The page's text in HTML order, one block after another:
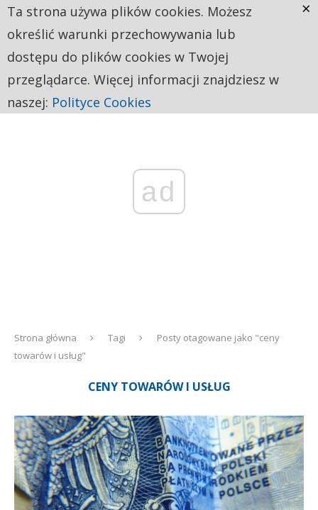
ad
Strona główna Tagi
Posty otagowane jako "ceny
towarów i usług"
CENY TOWARÓW I USŁUG
Ta strona używa plików cookies. Możesz
określić warunki przechowywania lub
dostępu do plików cookies w Twojej
przeglądarce. Więcej informacji znajdziesz w
naszej: Polityce Cookies
×